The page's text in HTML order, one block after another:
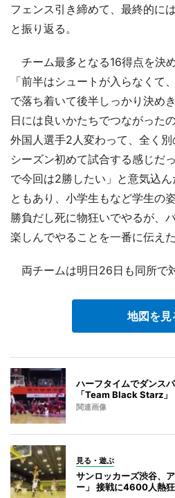
フェンス引き締めて、最終的に
と振り返る。
チーム最多となる16得点を決
「前半はシュートが入らなくて
で落ち着いて後半しっかり決め
日には良いかたちでつながった
外国人選手2人変わって、全く別
シーズン初めて試合する感じだ
で今回は2勝したい」と意気込
ともあり、小学生もなど学生の
勝負だし死に物狂いでやるが、
楽しんでやることを一番に伝えた
両チームは明日26日も同所で
地図を見
ハーフタイムでダンス
「Team Black Starz」
関連画像
見る・遊ぶ
サンロッカーズ渋谷、
ー」 接戦に4600人熱狂